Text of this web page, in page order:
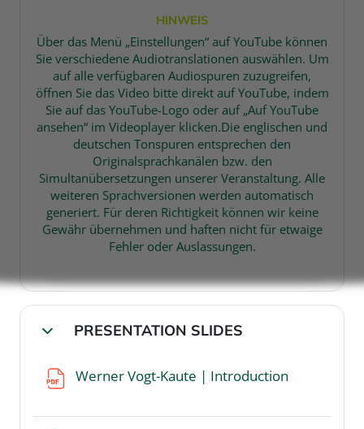
HINWEIS
Über das Menü „Einstellungen“ auf YouTube können
Sie verschiedene Audiotranslationen auswählen. Um
auf alle verfügbaren Audiospuren zuzugreifen,
öffnen Sie das Video bitte direkt auf YouTube, indem
Sie auf das YouTube-Logo oder auf „Auf YouTube
ansehen“ im Videoplayer klicken.Die englischen und
deutschen Tonspuren entsprechen den
Originalsprachkanälen bzw. den
Simultanübersetzungen unserer Veranstaltung. Alle
weiteren Sprachversionen werden automatisch
generiert. Für deren Richtigkeit können wir keine
Gewähr übernehmen und haften nicht für etwaige
Fehler oder Auslassungen.
CollapsePRESENTATION SLIDES
Werner Vogt-Kaute | Introduction